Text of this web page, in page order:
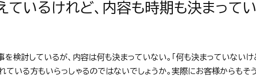
ているけれど、内容も時期も決まって
検討しているが、内容は何も決まっていない。「何も決まっていないけ
ている方もいらっしゃるのではないでしょうか。実際にお客様からもそ